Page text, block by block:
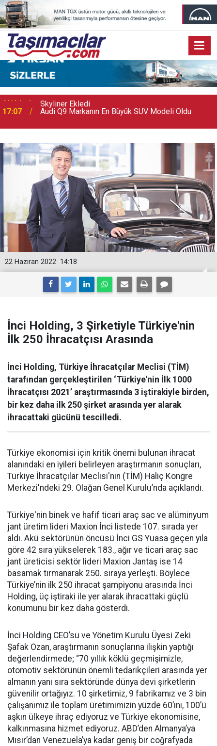
17:07 Audi Q9 Markanın En Büyük SUV Modeli Oldu
14:18
22 Haziran 2022
İnci Holding, 3 Şirketiyle Türkiye'nin
İlk 250 İhracatçısı Arasında
İnci Holding, Türkiye İhracatçılar Meclisi (TİM)
tarafından gerçekleştirilen ‘Türkiye'nin İlk 1000
İhracatçısı 2021’ araştırmasında 3 iştirakiyle birden,
bir kez daha ilk 250 şirket arasında yer alarak
ihracattaki gücünü tescilledi.
Türkiye ekonomisi için kritik önemi bulunan ihracat
alanındaki en iyileri belirleyen araştırmanın sonuçları,
Türkiye İhracatçılar Meclisi'nin (TİM) Haliç Kongre
Merkezi'ndeki 29. Olağan Genel Kurulu’nda açıklandı.
Türkiye'nin binek ve hafif ticari araç sac ve alüminyum
jant üretim lideri Maxion İnci listede 107. sırada yer
aldı. Akü sektörünün öncüsü İnci GS Yuasa geçen yıla
göre 42 sıra yükselerek 183., ağır ve ticari araç sac
jant üreticisi sektör lideri Maxion Jantaş ise 14
basamak tırmanarak 250. sıraya yerleşti. Böylece
Türkiye’nin ilk 250 ihracat şampiyonu arasında İnci
Holding, üç iştiraki ile yer alarak ihracattaki güçlü
konumunu bir kez daha gösterdi.
İnci Holding CEO’su ve Yönetim Kurulu Üyesi Zeki
Şafak Ozan, araştırmanın sonuçlarına ilişkin yaptığı
değerlendirmede; “70 yıllık köklü geçmişimizle,
otomotiv sektörünün önemli tedarikçileri arasında yer
almanın yanı sıra sektöründe dünya devi şirketlerin
güvenilir ortağıyız. 10 şirketimiz, 9 fabrikamız ve 3 bin
çalışanımız ile toplam üretimimizin yüzde 60’ını, 100’ü
aşkın ülkeye ihraç ediyoruz ve Türkiye ekonomisine,
kalkınmasına hizmet ediyoruz. ABD’den Almanya’ya
Mısır’dan Venezuela’ya kadar geniş bir coğrafyada